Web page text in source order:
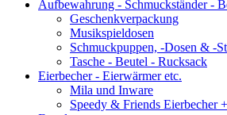
Aufbewahrung - Schmuckständer -
Geschenkverpackung
Musikspieldosen
Schmuckpuppen, -Dosen & -
Tasche - Beutel - Rucksack
Eierbecher - Eierwärmer etc.
Mila und Inware
Speedy & Friends Eierbecher